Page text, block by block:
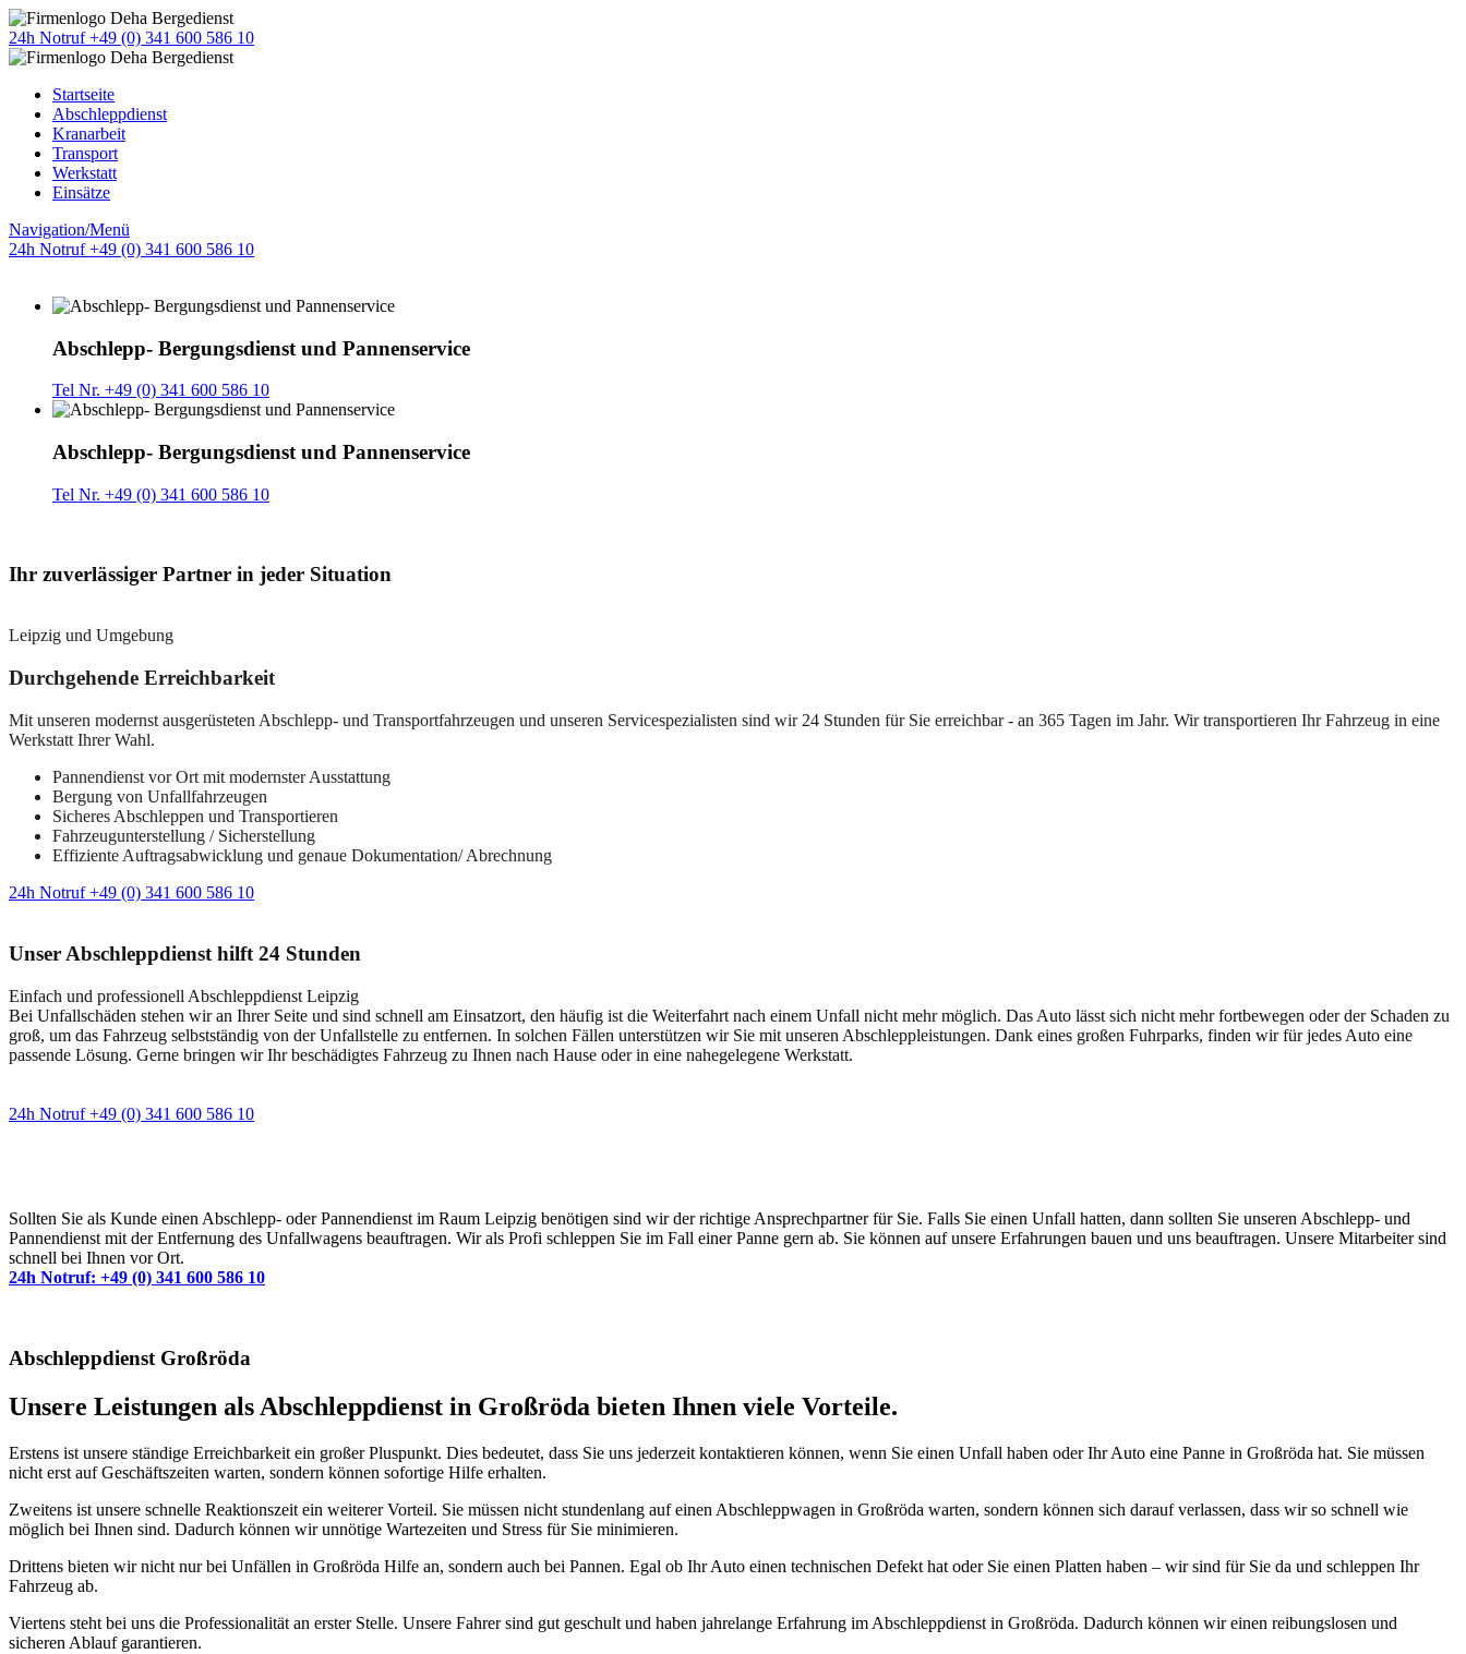
24h Notruf +49 (0) 341 600 586 10
Startseite
Abschleppdienst
Kranarbeit
Transport
Werkstatt
Einsätze
Navigation/Menü
24h Notruf +49 (0) 341 600 586 10
Abschlepp- Bergungsdienst und Pannenservice
Tel Nr. +49 (0) 341 600 586 10
Abschlepp- Bergungsdienst und Pannenservice
Tel Nr. +49 (0) 341 600 586 10
Ihr zuverlässiger Partner in jeder Situation
Leipzig und Umgebung
Durchgehende Erreichbarkeit
Mit unseren modernst ausgerüsteten Abschlepp- und Transportfahrzeugen und unseren Servicespezialisten sind wir 24 Stunden für Sie erreichbar - an 365 Tagen im Jahr. Wir transportieren Ihr Fahrzeug in eine
Werkstatt Ihrer Wahl.
Pannendienst vor Ort mit modernster Ausstattung
Bergung von Unfallfahrzeugen
Sicheres Abschleppen und Transportieren
Fahrzeugunterstellung / Sicherstellung
Effiziente Auftragsabwicklung und genaue Dokumentation/ Abrechnung
24h Notruf +49 (0) 341 600 586 10
Unser Abschleppdienst hilft 24 Stunden
Einfach und professionell Abschleppdienst Leipzig
Bei Unfallschäden stehen wir an Ihrer Seite und sind schnell am Einsatzort, den häufig ist die Weiterfahrt nach einem Unfall nicht mehr möglich. Das Auto lässt sich nicht mehr fortbewegen oder der Schaden zu
groß, um das Fahrzeug selbstständig von der Unfallstelle zu entfernen. In solchen Fällen unterstützen wir Sie mit unseren Abschleppleistungen. Dank eines großen Fuhrparks, finden wir für jedes Auto eine
passende Lösung. Gerne bringen wir Ihr beschädigtes Fahrzeug zu Ihnen nach Hause oder in eine nahegelegene Werkstatt.
24h Notruf +49 (0) 341 600 586 10
Sollten Sie als Kunde einen Abschlepp- oder Pannendienst im Raum Leipzig benötigen sind wir der richtige Ansprechpartner für Sie. Falls Sie einen Unfall hatten, dann sollten Sie unseren Abschlepp- und
Pannendienst mit der Entfernung des Unfallwagens beauftragen. Wir als Profi schleppen Sie im Fall einer Panne gern ab. Sie können auf unsere Erfahrungen bauen und uns beauftragen. Unsere Mitarbeiter sind
schnell bei Ihnen vor Ort.
24h Notruf: +49 (0) 341 600 586 10
Abschleppdienst Großröda
Unsere Leistungen als Abschleppdienst in Großröda bieten Ihnen viele Vorteile.
Erstens ist unsere ständige Erreichbarkeit ein großer Pluspunkt. Dies bedeutet, dass Sie uns jederzeit kontaktieren können, wenn Sie einen Unfall haben oder Ihr Auto eine Panne in Großröda hat. Sie müssen
nicht erst auf Geschäftszeiten warten, sondern können sofortige Hilfe erhalten.
Zweitens ist unsere schnelle Reaktionszeit ein weiterer Vorteil. Sie müssen nicht stundenlang auf einen Abschleppwagen in Großröda warten, sondern können sich darauf verlassen, dass wir so schnell wie
möglich bei Ihnen sind. Dadurch können wir unnötige Wartezeiten und Stress für Sie minimieren.
Drittens bieten wir nicht nur bei Unfällen in Großröda Hilfe an, sondern auch bei Pannen. Egal ob Ihr Auto einen technischen Defekt hat oder Sie einen Platten haben – wir sind für Sie da und schleppen Ihr
Fahrzeug ab.
Viertens steht bei uns die Professionalität an erster Stelle. Unsere Fahrer sind gut geschult und haben jahrelange Erfahrung im Abschleppdienst in Großröda. Dadurch können wir einen reibungslosen und
sicheren Ablauf garantieren.